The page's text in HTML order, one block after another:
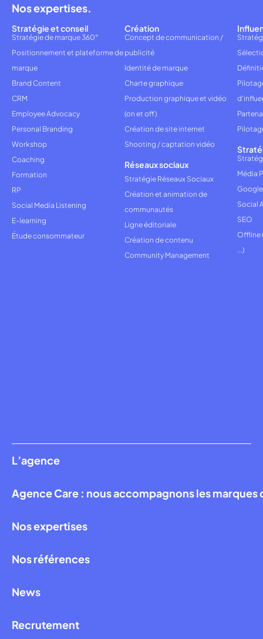
L’agence
Agence Care : nous accompagnons les
Nos expertises
Nos références
News
Recrutement
Nos expertises.
Stratégie et conseil
Stratégie de marque 360°
Positionnement et plateforme de
marque
Brand Content
CRM
Employee Advocacy
Personal Branding
Workshop
Coaching
Formation
RP
Social Media Listening
E-learning
Étude consommateur
Création
Concept de communication /
publicité
Identité de marque
Charte graphique
Production graphique et vidéo
(on et off)
Création de site internet
Shooting / captation vidéo
Réseaux sociaux
Stratégie Réseaux Sociaux
Création et animation de
communautés
Ligne éditoriale
Création de contenu
Community Management
Média
Social
SEO
Offline
...)